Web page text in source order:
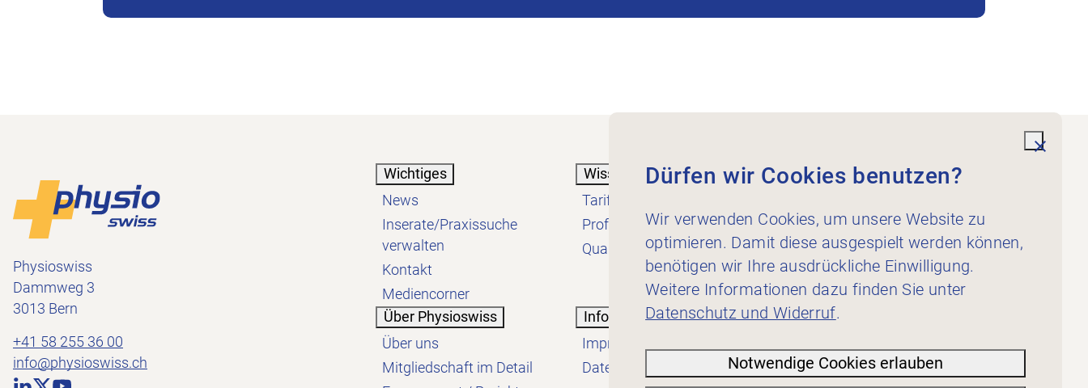
Footer
Physioswiss
Dammweg 3
3013 Bern
+41 58 255 36 00
info@physioswiss.ch
Wichtiges
News
Inserate/Praxissuche
verwalten
Kontakt
Mediencorner
Wissen
Tarif
Profession
Qualität
Dienstleistungen
Für Inserent:innen
Über Physioswiss
Über uns
Mitgliedschaft im Detail
Informatives
Impressum
Datenschutzerklärung
Dürfen wir Cookies benutzen?
Wir verwenden Cookies, um unsere Website zu
optimieren. Damit diese ausgespielt werden können,
benötigen wir Ihre ausdrückliche Einwilligung.
Weitere Informationen dazu finden Sie unter
Datenschutz und Widerruf.
Notwendige Cookies erlauben